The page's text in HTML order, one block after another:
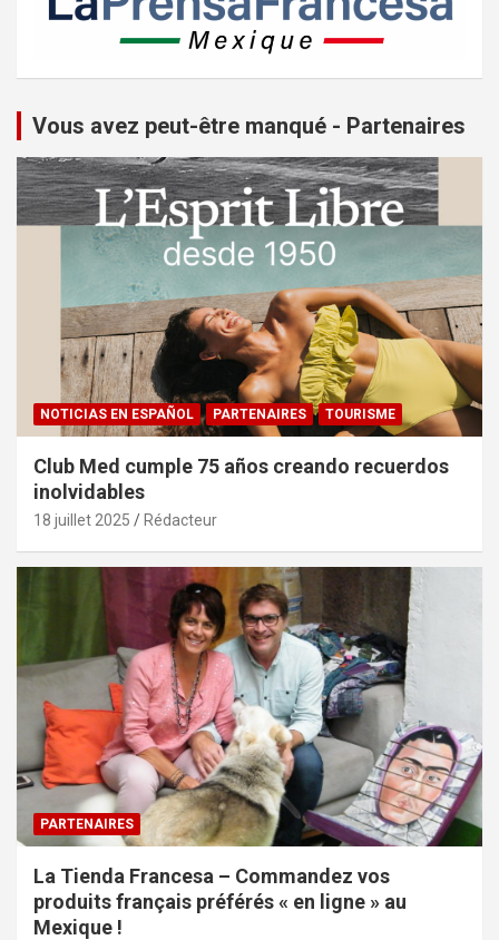
Vous avez peut-être manqué - Partenaires
NOTICIAS EN ESPAÑOL PARTENAIRES TOURISME
Club Med cumple 75 años creando recuerdos
inolvidables
18 juillet 2025 Rédacteur
PARTENAIRES
La Tienda Francesa – Commandez vos
produits français préférés « en ligne » au
Mexique !